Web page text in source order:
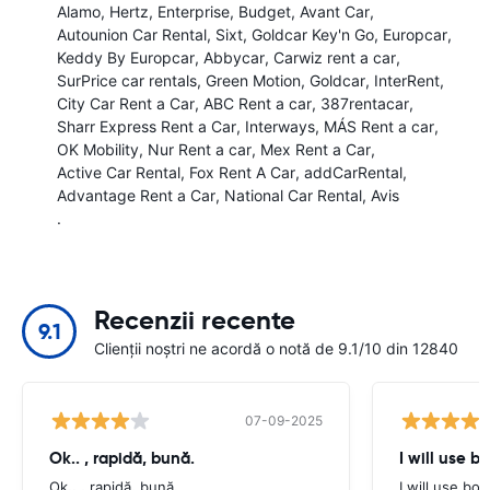
Alamo Hertz Enterprise Budget Avant Car
Autounion Car Rental Sixt Goldcar Key'n Go Europcar
Keddy By Europcar Abbycar Carwiz rent a car
SurPrice car rentals Green Motion Goldcar InterRent
City Car Rent a Car ABC Rent a car 387rentacar
Sharr Express Rent a Car Interways MÁS Rent a car
OK Mobility Nur Rent a car Mex Rent a Car
Active Car Rental Fox Rent A Car addCarRental
Advantage Rent a Car National Car Rental Avis
.
9.1 Recenzii recente
Clienții noștri ne acordă o notă de 9.1/10 din 12840
07-09-2025
Ok.. , rapidă, bună. I will use